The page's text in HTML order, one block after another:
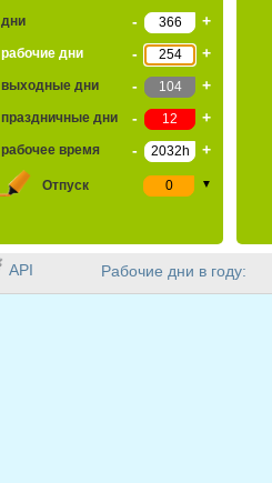
дни - +
рабочие дни - +
выходные дни - +
праздничные дни - +
рабочее время - +
Отпуск ▼
Рабочие дни в году:
API